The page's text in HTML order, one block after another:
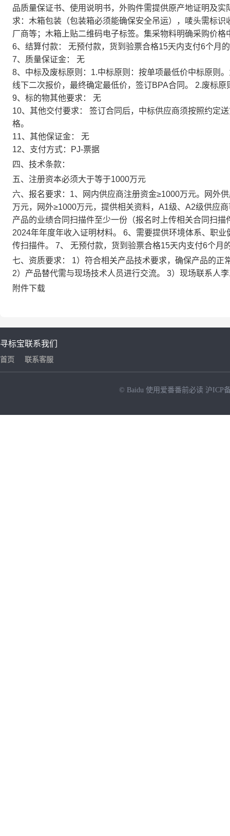
品质量保证书、使用说明书，外购件需提供原产地证明及
求：木箱包装（包装箱必须能确保安全吊运），唛头需标
厂商等；木箱上贴二维码电子标签。集采物料明确采购价
6、结算付款： 无预付款，货到验票合格15天内支付6个月
7、质量保证金： 无
8、中标及废标原则：1.中标原则：按单项最低价中标原则
线下二次报价，最终确定最低价，签订BPA合同。 2.废标
9、标的物其他要求： 无
10、其他交付要求： 签订合同后，中标供应商须按照约定
格。
11、其他保证金： 无
12、支付方式：PJ-票据
四、技术条款：
五、注册资本必须大于等于1000万元
六、报名要求：1、网内供应商注册资金≥1000万元。网外
万元，网外≥1000万元，提供相关资料，A1级、A2级供应
产品的业绩合同扫描件至少一份（报名时上传相关合同扫
2024年年度年收入证明材料。 6、需要提供环境体系、职
传扫描件。 7、 无预付款，货到验票合格15天内支付6个月
七、资质要求： 1）符合相关产品技术要求，确保产品的
2）产品替代需与现场技术人员进行交流。 3）现场联系人
附件下载
寻标宝
首页
联系我们
联系客服
© Baidu 使用爱番番前必读 沪ICP